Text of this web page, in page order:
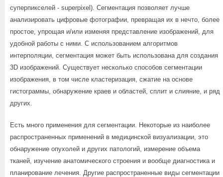
суперпикселей - superpixel). Сегментация позволяет лучше
анализировать цифровые фотографии, превращая их в нечто, более
простое, упрощая и/или изменяя представление изображений, для
удобной работы с ними. С использованием алгоритмов
интерполяции, сегментация может быть использована для создания
3D изображений. Существует несколько способов сегментации
изображения, в том числе кластеризация, сжатие на основе
гистограммы, обнаружение краев и областей, сплит и слияние, и ряд
других.
Есть много применения для сегментации. Некоторые из наиболее
распространенных применений в медицинской визуализации, это
обнаружение опухолей и других патологий, измерение объема
тканей, изучение анатомического строения и вообще диагностика и
планирование лечения. Другие распространенные виды сегментации